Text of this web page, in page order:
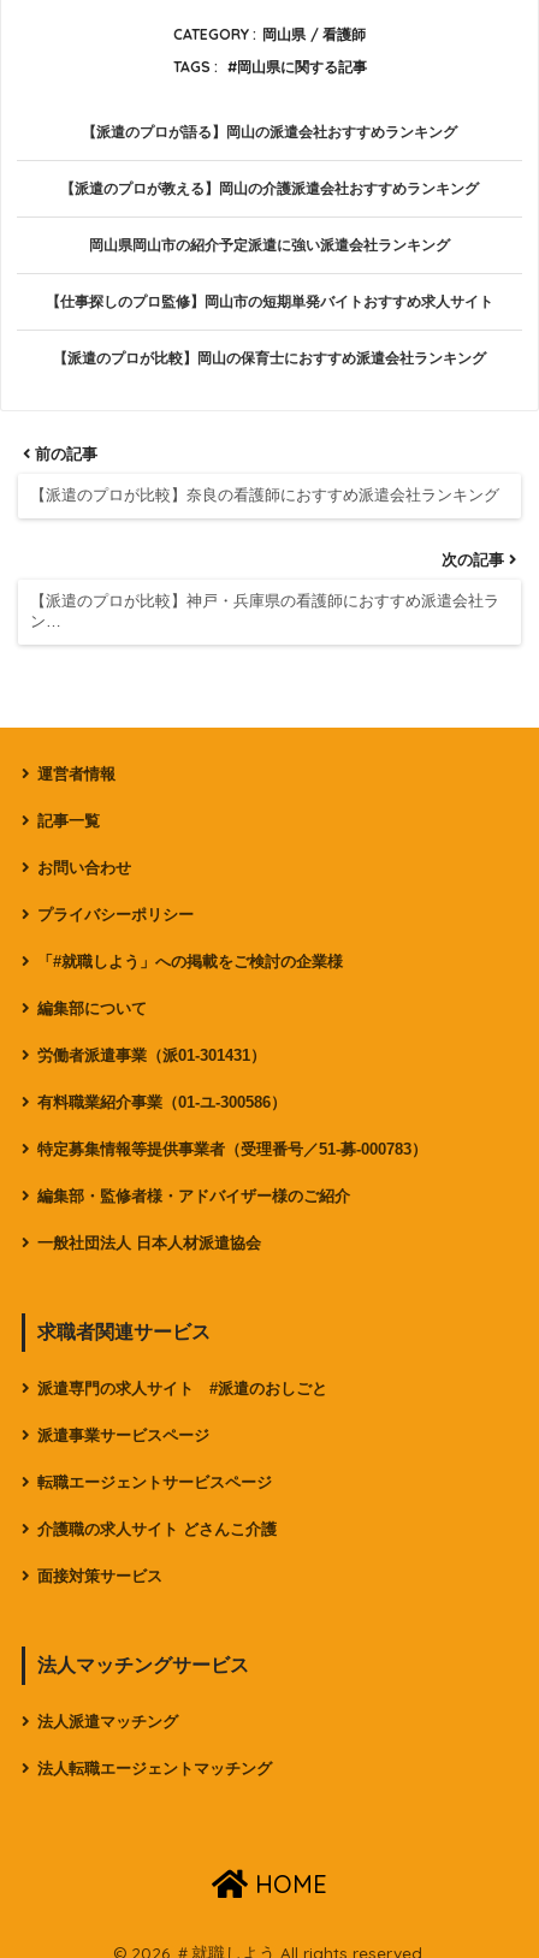
CATEGORY : 岡山県
看護師
TAGS :
岡山県に関する記事
【派遣のプロが語る】岡山の派遣会社おすすめランキング
【派遣のプロが教える】岡山の介護派遣会社おすすめランキング
岡山県岡山市の紹介予定派遣に強い派遣会社ランキング
【仕事探しのプロ監修】岡山市の短期単発バイトおすすめ求人サイト
【派遣のプロが比較】岡山の保育士におすすめ派遣会社ランキング
前の記事
【派遣のプロが比較】奈良の看護師におすすめ派遣会社ランキング
次の記事
【派遣のプロが比較】神戸・兵庫県の看護師におすすめ派遣会社ラ
ン…
運営者情報
記事一覧
お問い合わせ
プライバシーポリシー
「#就職しよう」への掲載をご検討の企業様
編集部について
労働者派遣事業（派01-301431）
有料職業紹介事業（01-ユ-300586）
特定募集情報等提供事業者（受理番号／51-募-000783）
編集部・監修者様・アドバイザー様のご紹介
一般社団法人 日本人材派遣協会
求職者関連サービス
派遣専門の求人サイト #派遣のおしごと
派遣事業サービスページ
転職エージェントサービスページ
介護職の求人サイト どさんこ介護
面接対策サービス
法人マッチングサービス
法人派遣マッチング
法人転職エージェントマッチング
HOME
© 2026 ＃就職しよう All rights reserved.